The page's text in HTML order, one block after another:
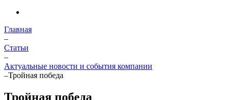
Главная
–
Статьи
–
Актуальные новости и события компании
–Тройная победа
Тройная победа